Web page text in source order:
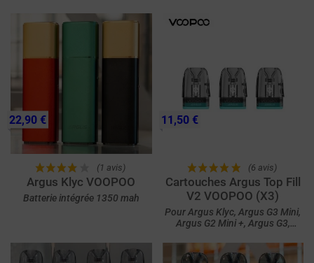
(1 avis)
Argus Klyc VOOPOO
Batterie intégrée 1350 mah
22,90 €
(6 avis)
Cartouches Argus Top Fill
V2 VOOPOO (X3)
Pour Argus Klyc, Argus G3 Mini,
Argus G2 Mini +, Argus G3,
Argus G2
11,50 €